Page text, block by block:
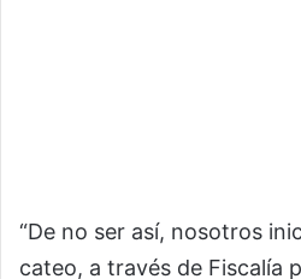
“De no ser así, nosotros
cateo, a través de Fiscalía